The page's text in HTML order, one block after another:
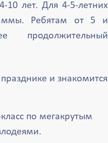
10 лет. Для 4-5-летних
Ребятам от 5 и
и знакомится
по мегакрутым